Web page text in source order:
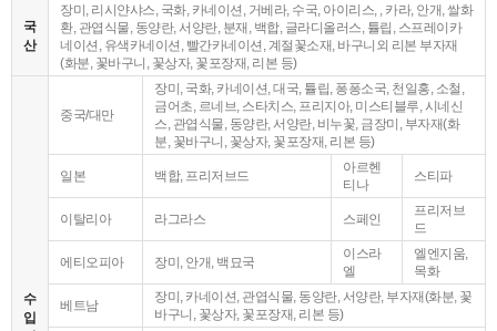
국
산
장미, 리시얀샤스, 국화, 카네이션, 거베라, 수국, 아이리스, , 카라, 안개, 쌀화
환, 관엽식물, 동양란, 서양란, 분재, 백합, 글라디올러스, 튤립, 스프레이카
네이션, 유색카네이션, 빨간카네이션, 계절꽃소재, 바구니외 리본 부자재
(화분, 꽃바구니, 꽃상자, 꽃포장재, 리본 등)
수
입
중국/대만
장미, 국화, 카네이션, 대국, 튤립, 퐁퐁소국, 천일홍, 소철,
금어초, 르네브, 스타치스, 프리지아, 미스티블루, 시네신
스, 관엽식물, 동양란, 서양란, 비누꽃, 금장미, 부자재(화
분, 꽃바구니, 꽃상자, 꽃포장재, 리본 등)
일본 백합, 프리저브드
아르헨
티나
스티파
이탈리아 라그라스 스페인
프리저브
드
에티오피아 장미, 안개, 백묘국
이스라
엘
엘엔지움,
목화
베트남
장미, 카네이션, 관엽식물, 동양란, 서양란, 부자재(화분, 꽃
바구니, 꽃상자, 꽃포장재, 리본 등)